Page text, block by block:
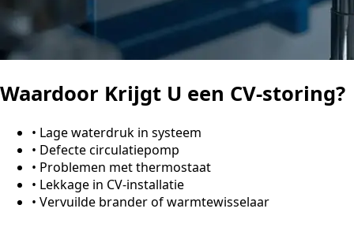
Waardoor Krijgt U een CV-storing?
• Lage waterdruk in systeem
• Defecte circulatiepomp
• Problemen met thermostaat
• Lekkage in CV-installatie
• Vervuilde brander of warmtewisselaar